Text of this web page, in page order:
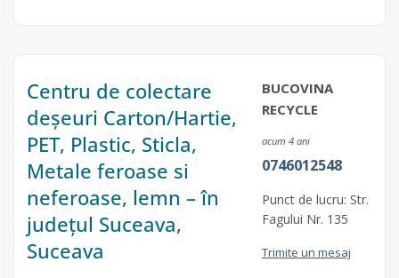
Centru de colectare
deșeuri Carton/Hartie,
PET, Plastic, Sticla,
Metale feroase si
neferoase, lemn – în
județul Suceava,
Suceava
BUCOVINA
RECYCLE
acum 4 ani
0746012548
Punct de lucru: Str.
Fagului Nr. 135
Trimite un mesaj